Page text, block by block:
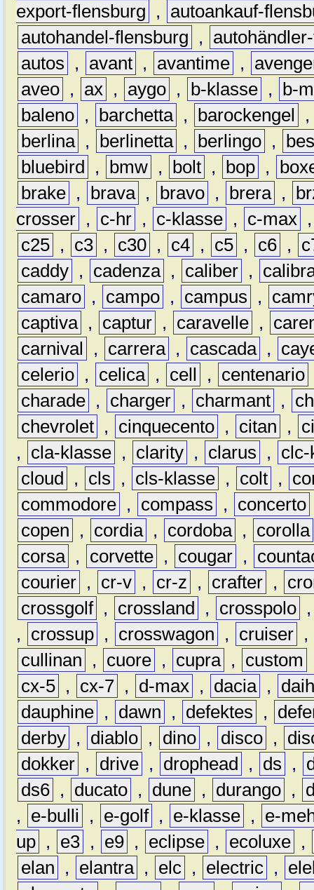
export-flensburg
,
autoankauf-
autohandel-flensburg
,
autos
, avant , avantime ,
aveo , ax , aygo , b-klasse ,
b-
baleno , barchetta , barockengel
berlina , berlinetta , berlingo ,
bluebird
, bmw , bolt , bop ,
brake , brava , bravo , brera ,
crosser , c-hr , c-klasse , c-max
c25 , c3 , c30 , c4 , c5 , c6 ,
caddy , cadenza , caliber ,
camaro , campo , campus ,
captiva , captur , caravelle ,
carnival
, carrera , cascada ,
celerio , celica , cell , centenario
charade , charger , charmant ,
chevrolet , cinquecento , citan ,
,
cla-klasse , clarity , clarus ,
clc-
cloud
, cls , cls-klasse , colt ,
commodore , compass , concerto
copen
, cordia , cordoba ,
corolla
corsa , corvette , cougar ,
courier , cr-v , cr-z , crafter ,
crossgolf , crossland , crosspolo
,
crossup , crosswagon , cruiser ,
cullinan
, cuore , cupra , custom
cx-5 , cx-7 , d-max , dacia ,
dauphine , dawn , defektes ,
derby , diablo , dino , disco ,
dokker , drive , drophead , ds ,
ds6 , ducato , dune , durango ,
,
e-bulli , e-golf , e-klasse ,
e-
up , e3 , e9 , eclipse , ecoluxe ,
elan
, elantra , elc , electric ,